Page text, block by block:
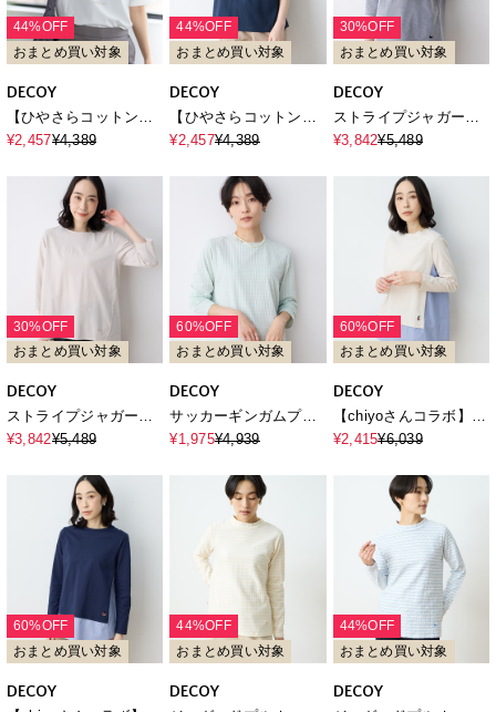
44%OFF
おまとめ買い対象
DECOY
【ひやさらコットン】
フラワープリントTシャ
感・UVカット】
¥2,457¥4,389
44%OFF
おまとめ買い対象
DECOY
【ひやさらコットン】
フラワープリントTシャ
感・UVカット】
¥2,457¥4,389
30%OFF
おまとめ買い対象
DECOY
ストライプジャガード
プルオーバー
¥3,842¥5,489
30%OFF
おまとめ買い対象
DECOY
ストライプジャガード
プルオーバー
¥3,842¥5,489
60%OFF
おまとめ買い対象
DECOY
サッカーギンガムプル
オーバー
¥1,975¥4,939
60%OFF
おまとめ買い対象
DECOY
【chiyoさんコラボ】ロ
ンドンマーチストライ
バー【オーガニックコ
ットンブレンド】
¥2,415¥6,039
60%OFF
おまとめ買い対象
DECOY
44%OFF
おまとめ買い対象
DECOY
44%OFF
おまとめ買い対象
DECOY